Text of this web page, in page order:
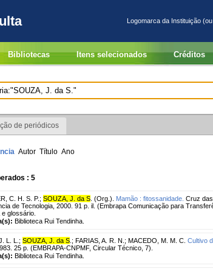
Logomarca da Instituição
Bibliotecas Itens selecionados Créditos
de periódicos
Autor Título Ano
: 5
C. H. S. P. ; SOUZA, J. da S . (Org.). Mamão : fitossanidade. Cruz
de Tecnologia, 2000. 91 p. il. (Embrapa Comunicação para
glossário.
Biblioteca Rui Tendinha.
L. L. ; SOUZA, J. da S ; FARIAS, A. R. N. ; MACEDO, M. M. C. Cultivo
25 p. (EMBRAPA-CNPMF, Circular Técnico, 7).
Biblioteca Rui Tendinha.